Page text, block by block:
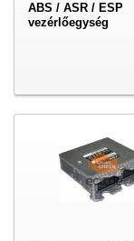
ABS / ASR / ESP
vezérlőegység